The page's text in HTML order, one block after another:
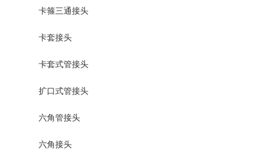
卡箍三通接头
卡套接头
卡套式管接头
扩口式管接头
六角管接头
六角接头